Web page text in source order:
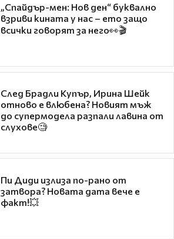
„Спайдър-мен: Нов ден“ буквално
взриви кината у нас – ето защо
всички говорят за него👀🎬
След Брадли Купър, Ирина Шейк
отново е влюбена? Новият мъж
до супермодела разпали лавина от
слухове🧐
Пи Диди излиза по-рано от
затвора? Новата дата вече е
факт!💥